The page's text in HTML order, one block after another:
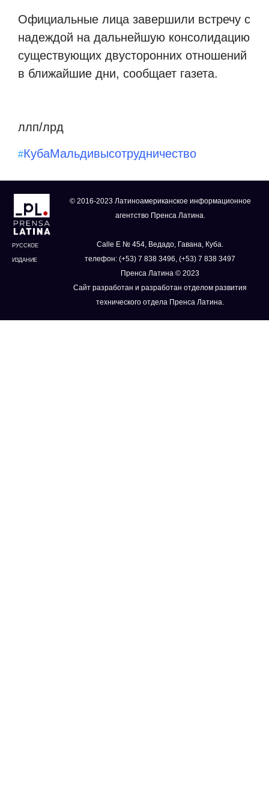
Официальные лица завершили встречу с
надеждой на дальнейшую консолидацию
существующих двусторонних отношений
в ближайшие дни, сообщает газета.
ллп/лрд
#КубаМальдивысотрудничество
РУССКОЕ
ИЗДАНИЕ
© 2016-2023 Латиноамериканское информационное
агентство Пренса Латина.
Calle E № 454, Ведадо, Гавана, Куба.
телефон: (+53) 7 838 3496, (+53) 7 838 3497
Пренса Латина © 2023
Сайт разработан и разработан отделом развития
технического отдела Пренса Латина.